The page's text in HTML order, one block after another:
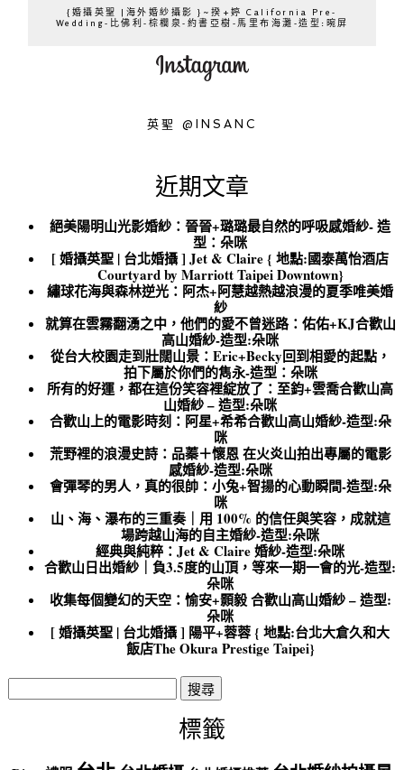
{婚攝英聖 |海外婚紗攝影 }~揆+婷 California Pre-
Wedding-比佛利-棕櫚泉-約書亞樹-馬里布海灘-造型:晼屏
英聖 @INSANC
近期文章
絕美陽明山光影婚紗：晉晉+璐璐最自然的呼吸感婚紗- 造
型：朵咪
[ 婚攝英聖 | 台北婚攝 ] Jet & Claire { 地點:國泰萬怡酒店
Courtyard by Marriott Taipei Downtown}
繡球花海與森林逆光：阿杰+阿慧越熱越浪漫的夏季唯美婚
紗
就算在雲霧翻湧之中，他們的愛不曾迷路：佑佑+KJ合歡山
高山婚紗-造型:朵咪
從台大校園走到壯闊山景：Eric+Becky回到相愛的起點，
拍下屬於你們的雋永-造型：朵咪
所有的好運，都在這份笑容裡綻放了：至鈞+雲喬合歡山高
山婚紗 – 造型:朵咪
合歡山上的電影時刻：阿星+希希合歡山高山婚紗-造型:朵
咪
荒野裡的浪漫史詩：品蓁＋懷恩 在火炎山拍出專屬的電影
感婚紗-造型:朵咪
會彈琴的男人，真的很帥：小兔+智揚的心動瞬間-造型:朵
咪
山、海、瀑布的三重奏｜用 100% 的信任與笑容，成就這
場跨越山海的自主婚紗-造型:朵咪
經典與純粹：Jet & Claire 婚紗-造型:朵咪
合歡山日出婚紗｜負3.5度的山頂，等來一期一會的光-造型:
朵咪
收集每個變幻的天空：愉安+顥毅 合歡山高山婚紗 – 造型:
朵咪
[ 婚攝英聖 | 台北婚攝 ] 陽平+蓉蓉 { 地點:台北大倉久和大
飯店The Okura Prestige Taipei}
搜
尋
標籤